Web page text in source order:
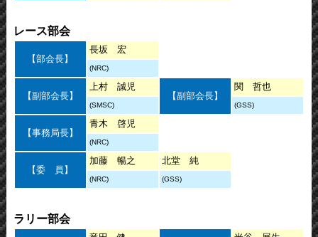
レース部会
【部会長】
長坂 宏
(NRC)
【副部会長】
上村 誠児
【副部会長】
関 哲也
(SMSC) (GSS)
【事務局長】
青木 啓児
(NRC)
【委 員】
加藤 暢之 北堂 純
(NRC) (GSS)
ラリー部会